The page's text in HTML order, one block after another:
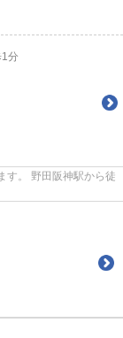
1分
す。 野田阪神駅から徒